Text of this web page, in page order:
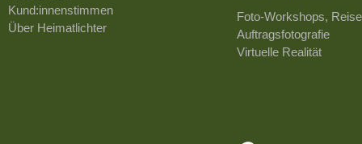
Kund:innenstimmen
Über Heimatlichter
Foto-Workshops,
Auftragsfotografie
Virtuelle Realität